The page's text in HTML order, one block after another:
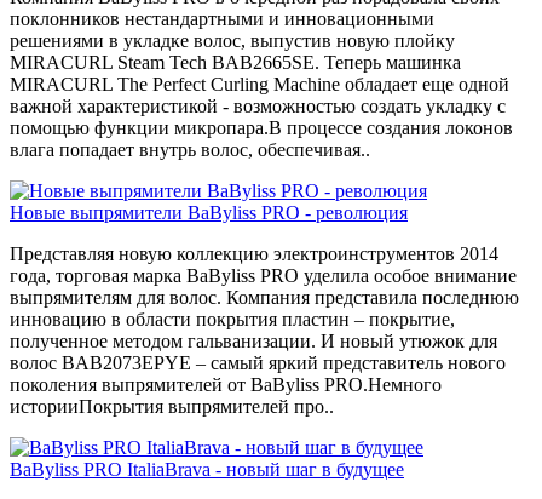
поклонников нестандартными и инновационными
решениями в укладке волос, выпустив новую плойку
MIRACURL Steam Tech BAB2665SE. Теперь машинка
MIRACURL The Perfect Curling Machine обладает еще одной
важной характеристикой - возможностью создать укладку с
помощью функции микропара.В процессе создания локонов
влага попадает внутрь волос, обеспечивая..
Новые выпрямители BaByliss PRO - революция
Представляя новую коллекцию электроинструментов 2014
года, торговая марка BaByliss PRO уделила особое внимание
выпрямителям для волос. Компания представила последнюю
инновацию в области покрытия пластин – покрытие,
полученное методом гальванизации. И новый утюжок для
волос BAB2073EPYE – самый яркий представитель нового
поколения выпрямителей от BaByliss PRO.Немного
историиПокрытия выпрямителей про..
BaByliss PRO ItaliaBrava - новый шаг в будущее